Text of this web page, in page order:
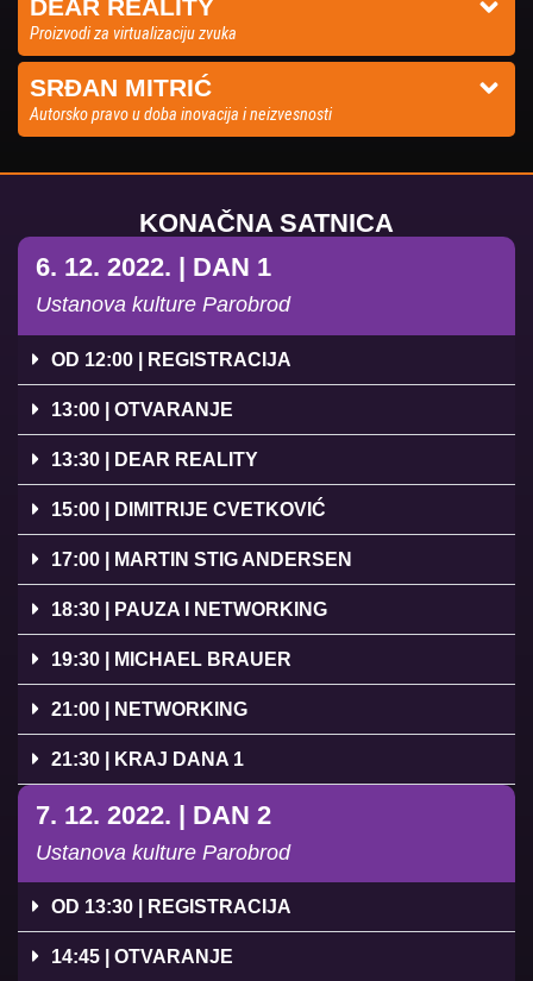
DEAR REALITY
Proizvodi za virtualizaciju zvuka
SRĐAN MITRIĆ
Autorsko pravo u doba inovacija i neizvesnosti
KONAČNA SATNICA
6. 12. 2022. | DAN 1
Ustanova kulture Parobrod
OD 12:00 | REGISTRACIJA
13:00 | OTVARANJE
13:30 | DEAR REALITY
15:00 | DIMITRIJE CVETKOVIĆ
17:00 | MARTIN STIG ANDERSEN
18:30 | PAUZA I NETWORKING
19:30 | MICHAEL BRAUER
21:00 | NETWORKING
21:30 | KRAJ DANA 1
7. 12. 2022. | DAN 2
Ustanova kulture Parobrod
OD 13:30 | REGISTRACIJA
14:45 | OTVARANJE